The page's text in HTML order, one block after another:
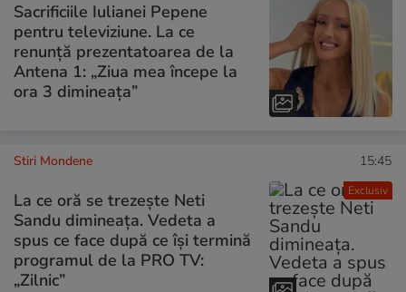
Sacrificiile Iulianei Pepene
pentru televiziune. La ce
renunță prezentatoarea de la
Antena 1: „Ziua mea începe la
ora 3 dimineața”
Exclusiv
Stiri Mondene 15:45
La ce oră se trezește Neti
Sandu dimineața. Vedeta a
spus ce face după ce își termină
programul de la PRO TV:
„Zilnic”